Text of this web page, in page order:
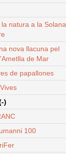
natura a la Solana
nova llacuna pel
de Mar
de papallones
)
100